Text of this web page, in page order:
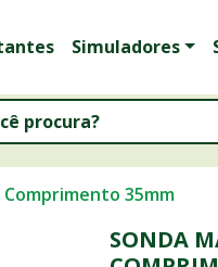
Simuladores
35mm
SONDA